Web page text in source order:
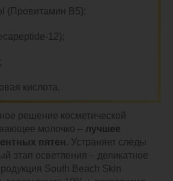
(Провитамин В5);
12);
кислота.
решение косметической
молочко – лучшее
пятен . Устраняет следы
этап осветления – деликатное
South Beach Skin